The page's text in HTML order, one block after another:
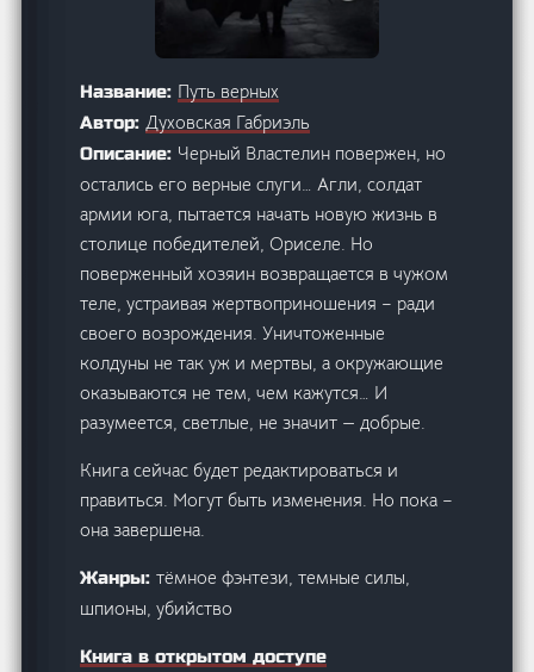
Название: Путь верных
Автор:Духовская Габриэль
Описание: Черный Властелин повержен, но
остались его верные слуги… Агли, солдат
армии юга, пытается начать новую жизнь в
столице победителей, Ориселе. Но
поверженный хозяин возвращается в чужом
теле, устраивая жертвоприношения – ради
своего возрождения. Уничтоженные
колдуны не так уж и мертвы, а окружающие
оказываются не тем, чем кажутся… И
разумеется, светлые, не значит — добрые.
Книга сейчас будет редактироваться и
правиться. Могут быть изменения. Но пока –
она завершена.
Жанры:тёмное фэнтези, темные силы,
шпионы, убийство
Книга в открытом доступе